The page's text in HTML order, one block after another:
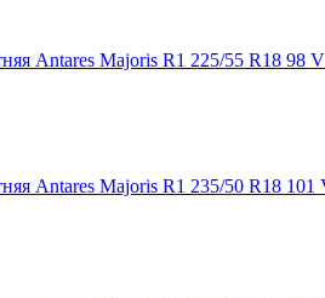
Antares Majoris R1 225/55 R18 98 V
Antares Majoris R1 235/50 R18 101